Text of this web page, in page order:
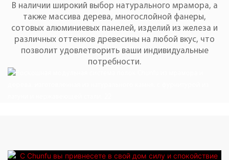
В наличии широкий выбор натурального мрамора, а
также массива дерева, многослойной фанеры,
сотовых алюминиевых панелей, изделий из железа и
различных оттенков древесины на любой вкус, что
позволит удовлетворить ваши индивидуальные
потребности.